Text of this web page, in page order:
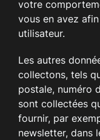
votre
vous en avez
utilisateur.
Les autres
collectons, tels
postale, numéro
sont collectées
fournir, par
newsletter, dans